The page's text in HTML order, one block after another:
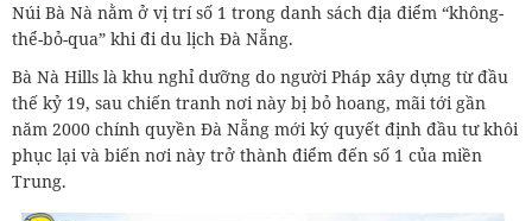
Núi Bà Nà nằm ở vị trí số 1 trong danh sách địa điểm “không-
thể-bỏ-qua” khi đi du lịch Đà Nẵng.
Bà Nà Hills là khu nghỉ dưỡng do người Pháp xây dựng từ đầu
thế kỷ 19, sau chiến tranh nơi này bị bỏ hoang, mãi tới gần
năm 2000 chính quyền Đà Nẵng mới ký quyết định đầu tư khôi
phục lại và biến nơi này trở thành điểm đến số 1 của miền
Trung.